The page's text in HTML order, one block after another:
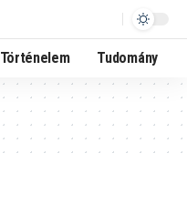
Történelem Tudomány